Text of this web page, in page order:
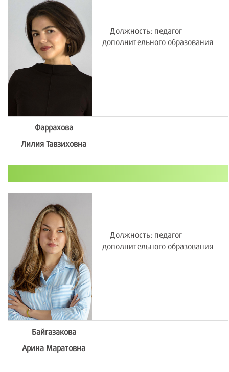
Должность: педагог
дополнительного образования
Фаррахова
Лилия Тавзиховна
Должность: педагог
дополнительного образования
Байгазакова
Арина Маратовна